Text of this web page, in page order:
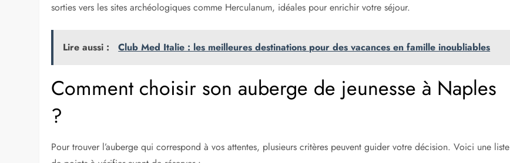
sorties vers les sites archéologiques comme Herculanum, idéales pour enrichir votre séjour.
Lire aussi : Club Med Italie : les meilleures destinations pour des vacances en famille inoubliables
Comment choisir son auberge de jeunesse à Naples
?
Pour trouver l’auberge qui correspond à vos attentes, plusieurs critères peuvent guider votre décision. Voici une liste